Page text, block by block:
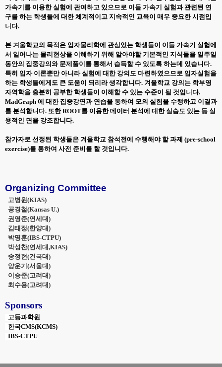
가속기를 이용한 실험에 관여하고 있으므로 이들 가속기 실험과 관련된 연
구를 하는 학생들에 대한 체계적이고 지속적인 교육이 매우 중요한 시점입
니다.
본 겨울학교의 목적은 입자물리학에 관심있는 학생들이 이들 가속기 실험에
서 일어나는 물리현상을 이해하기 위해 알아야할 기본적인 지식들을 일주일
동안의 집중강의와 문제풀이를 통해서 습득할 수 있도록 하는데 있습니다.
특히 입자 이론뿐만 아니라 실험에 대한 강의도 마련하였으므로 입자실험을
하는 학생들에게도 큰 도움이 되리라 생각합니다. 겨울학교 강의는 학부영
자역학을 충분히 공부한 학생들이 이해할 수 있는 수준이 될 것입니다.
MadGraph 에 대한 집중강연과 연습을 통하여 모의 실험을 수행하고 이결과
를 분석합니다. 또한 ROOT를 이용한 데이터 분석에 대한 실습도 있는 등 실
용적인 면을 강조합니다.
참가자로 선정된 학생들은 겨울학교 참석전에 수행해야 할 과제 (pre-school
exercise)를 통하여 사전 준비를 할 것입니다.
Organizing Committee
고병원(KIAS)
공경철(Kansas U.)
권영준(연세대)
김태정(한양대)
박명훈(IBS-CTPU)
박성찬(연세대,KIAS)
송정현(건국대)
양운기(서울대)
이승준(고려대)
최수용(고려대)
Sponsors
고등과학원
한국CMS(KCMS)
IBS-CTPU